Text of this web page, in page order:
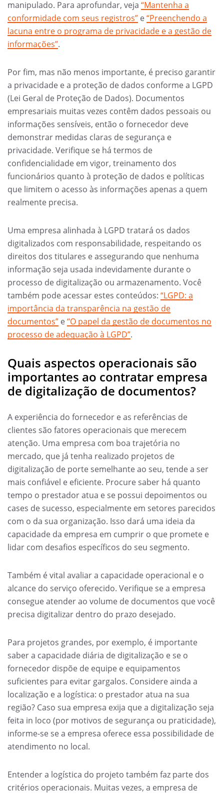
manipulado. Para aprofundar, veja “Mantenha a
conformidade com seus registros” e“Preenchendo a
lacuna entre o programa de privacidade e a gestão de
informações”.
Por fim, mas não menos importante, é preciso garantir
a privacidade e a proteção de dados conforme a LGPD
(Lei Geral de Proteção de Dados). Documentos
empresariais muitas vezes contêm dados pessoais ou
informações sensíveis, então o fornecedor deve
demonstrar medidas claras de segurança e
privacidade. Verifique se há termos de
confidencialidade em vigor, treinamento dos
funcionários quanto à proteção de dados e políticas
que limitem o acesso às informações apenas a quem
realmente precisa.
Uma empresa alinhada à LGPD tratará os dados
digitalizados com responsabilidade, respeitando os
direitos dos titulares e assegurando que nenhuma
informação seja usada indevidamente durante o
processo de digitalização ou armazenamento. Você
também pode acessar estes conteúdos: “LGPD: a
importância da transparência na gestão de
documentos” e“O papel da gestão de documentos no
processo de adequação à LGPD”.
Quais aspectos operacionais são
importantes ao contratar empresa
de digitalização de documentos?
A experiência do fornecedor e as referências de
clientes são fatores operacionais que merecem
atenção. Uma empresa com boa trajetória no
mercado, que já tenha realizado projetos de
digitalização de porte semelhante ao seu, tende a ser
mais confiável e eficiente. Procure saber há quanto
tempo o prestador atua e se possui depoimentos ou
cases de sucesso, especialmente em setores parecidos
com o da sua organização. Isso dará uma ideia da
capacidade da empresa em cumprir o que promete e
lidar com desafios específicos do seu segmento.
Também é vital avaliar a capacidade operacional e o
alcance do serviço oferecido. Verifique se a empresa
consegue atender ao volume de documentos que você
precisa digitalizar dentro do prazo desejado.
Para projetos grandes, por exemplo, é importante
saber a capacidade diária de digitalização e se o
fornecedor dispõe de equipe e equipamentos
suficientes para evitar gargalos. Considere ainda a
localização e a logística: o prestador atua na sua
região? Caso sua empresa exija que a digitalização seja
feita in loco (por motivos de segurança ou praticidade),
informe-se se a empresa oferece essa possibilidade de
atendimento no local.
Entender a logística do projeto também faz parte dos
critérios operacionais. Muitas vezes, a empresa de